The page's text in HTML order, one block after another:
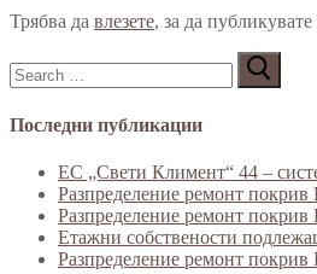
Трябва да влезете, за да
Търсене
за:
Последни публикации
ЕС „Свети Климент“ 44 –
Разпределение ремонт
Разпределение ремонт
Етажни собствености
Разпределение ремонт